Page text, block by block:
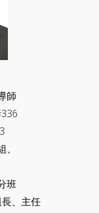
師
班
、主任